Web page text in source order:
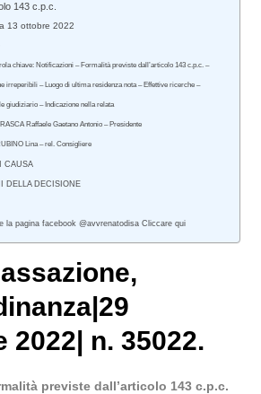
143 c.p.c.
13 ottobre 2022
chiave: Notificazioni – Formalità previste dall’articolo 143 c.p.c. –
irreperibili – Luogo di ultima residenza nota – Effettive ricerche –
giudiziario – Indicazione nella relata
Raffaele Gaetano Antonio – Presidente
Lina – rel. Consigliere
CAUSA
DELLA DECISIONE
la pagina facebook @avvrenatodisa Cliccare qui
,
2022| n. 35022.
previste dall’articolo 143 c.p.c.